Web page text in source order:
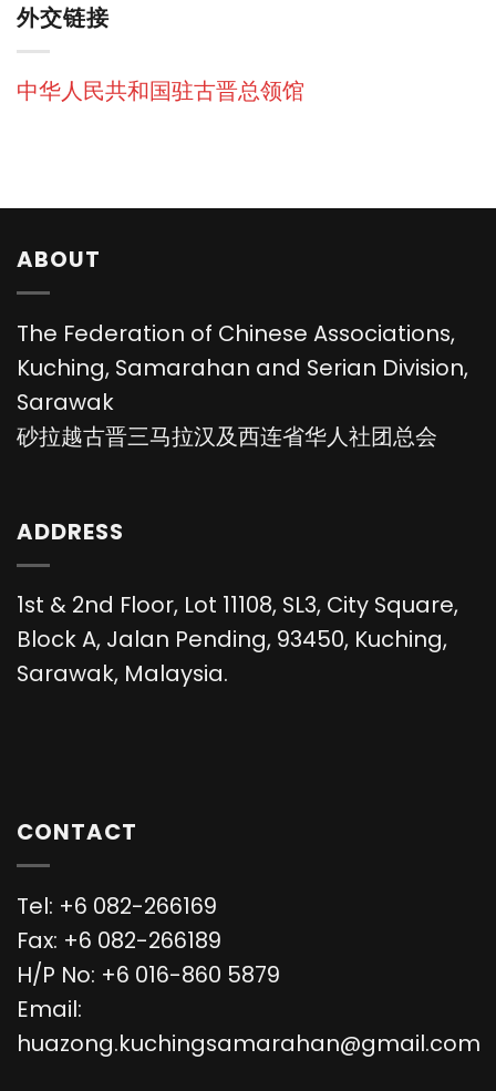
外交链接
中华人民共和国驻古晋总领馆
ABOUT
The Federation of Chinese Associations,
Kuching, Samarahan and Serian Division,
Sarawak
砂拉越古晋三马拉汉及西连省华人社团总会
ADDRESS
1st & 2nd Floor, Lot 11108, SL3, City Square,
Block A, Jalan Pending, 93450, Kuching,
Sarawak, Malaysia.
CONTACT
Tel: +6 082-266169
Fax: +6 082-266189
H/P No: +6 016-860 5879
Email:
huazong.kuchingsamarahan@gmail.com